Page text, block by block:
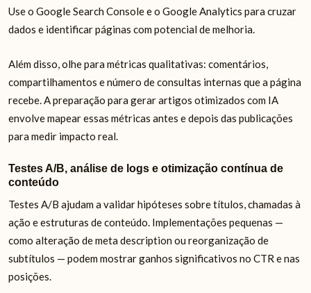
Use o Google Search Console e o Google Analytics para cruzar
dados e identificar páginas com potencial de melhoria.
Além disso, olhe para métricas qualitativas: comentários,
compartilhamentos e número de consultas internas que a página
recebe. A preparação para gerar artigos otimizados com IA
envolve mapear essas métricas antes e depois das publicações
para medir impacto real.
Testes A/B, análise de logs e otimização contínua de
conteúdo
Testes A/B ajudam a validar hipóteses sobre títulos, chamadas à
ação e estruturas de conteúdo. Implementações pequenas —
como alteração de meta description ou reorganização de
subtítulos — podem mostrar ganhos significativos no CTR e nas
posições.